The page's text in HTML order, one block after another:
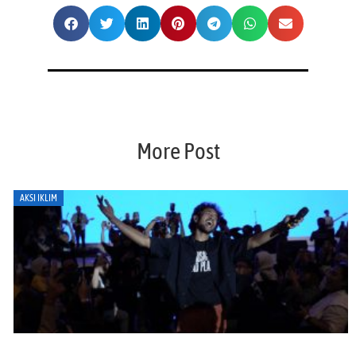
More Post
AKSI IKLIM